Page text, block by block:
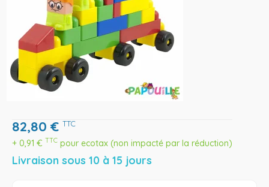
82,80 € TTC
+ 0,91 € TTC pour ecotax (non impacté par la réduction)
Livraison sous 10 à 15 jours